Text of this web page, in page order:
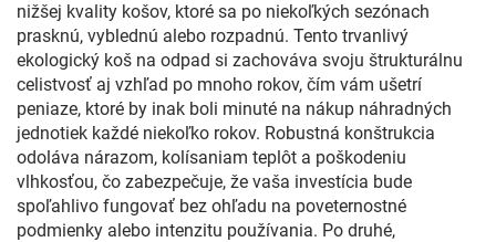
nižšej kvality košov, ktoré sa po niekoľkých sezónach
prasknú, vyblednú alebo rozpadnú. Tento trvanlivý
ekologický koš na odpad si zachováva svoju štrukturálnu
celistvosť aj vzhľad po mnoho rokov, čím vám ušetrí
peniaze, ktoré by inak boli minuté na nákup náhradných
jednotiek každé niekoľko rokov. Robustná konštrukcia
odoláva nárazom, kolísaniam teplôt a poškodeniu
vlhkosťou, čo zabezpečuje, že vaša investícia bude
spoľahlivo fungovať bez ohľadu na poveternostné
podmienky alebo intenzitu používania. Po druhé,